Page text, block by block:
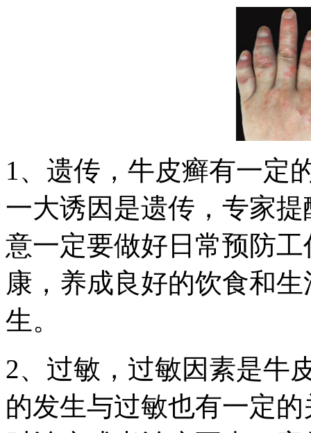
1、遗传，牛皮癣有一定
一大诱因是遗传，专家
意一定要做好日常预防
康，养成良好的饮食和
生。
2、过敏，过敏因素是牛
的发生与过敏也有一定